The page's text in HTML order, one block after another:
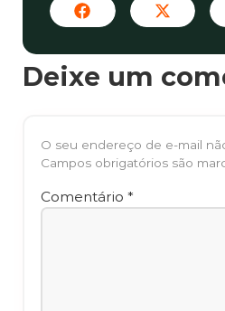
Deixe um
O seu endereço de e-mail
Campos obrigatórios são
Comentário *